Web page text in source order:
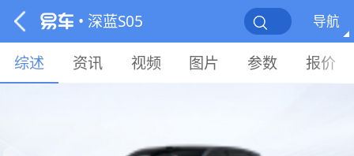
• 深蓝S05 导航
综述 资讯 视频 图片 参数 报价